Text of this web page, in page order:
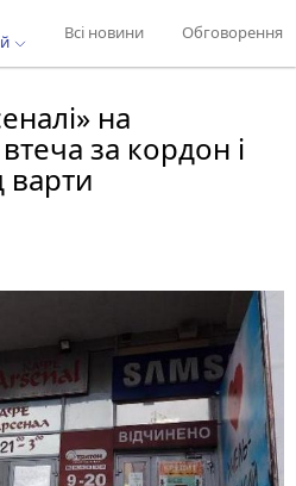
Всі новини Обговорення
на
за кордон і
варти